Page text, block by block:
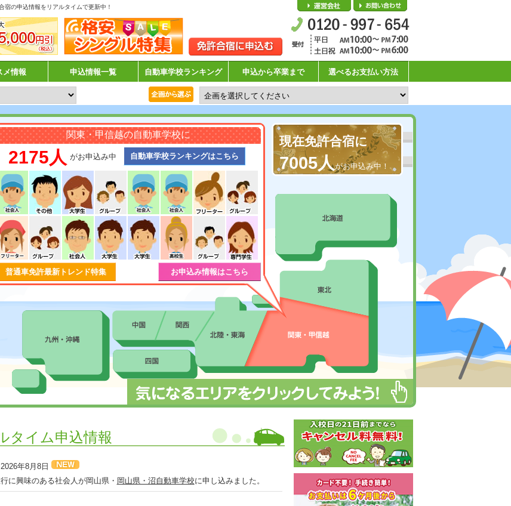
の申込情報をリアルタイムで更新中！ 会社概要
メ情報 申込情報一覧 自動車学校ランキング 申込から卒業まで 選べるお支払い方法
関東・甲信越の自動車学校に
2175人 がお申込み中 自動車学校ランキングはこちら
普通車免許最新トレンド特集 お申込み情報はこちら
現在免許合宿に
7005人がお申込み中！
タイム申込情報
2026年8月8日
に興味のある社会人が岡山県・ 岡山県・沼自動車学校に申し込みました。